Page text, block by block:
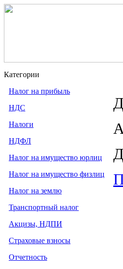
Категории
Налог на прибыль
НДС
Налоги
НДФЛ
Налог на имущество юрлиц
Налог на имущество физлиц
Налог на землю
Транспортный налог
Акцизы, НДПИ
Страховые взносы
Отчетность